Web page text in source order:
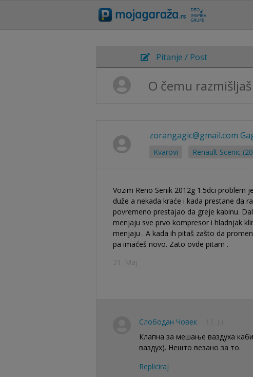
Pitanje / Post
zorangagic@gmail.com
Kvarovi Renault Scenic
Vozim Reno Senik 2012g 1.5dci problem
duže a nekada kraće i kada prestane da
povremeno prestajao da greje kabinu.
menjaju sve prvo kompresor i hladnjak
menjaju . A kada ih pitaš zašto da
pa imaćeš novo. Zato ovde pitam .
31. Maj
Слободан Човек
Клапна за мешање ваздуха
ваздух). Нешто везано за то.
Repliciraj